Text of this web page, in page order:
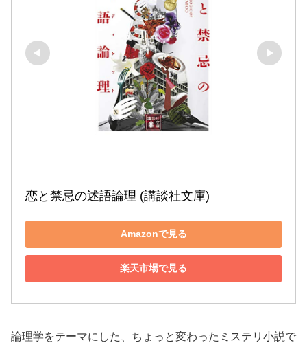
恋と禁忌の述語論理 (講談社文庫)
Amazonで見る
楽天市場で見る
論理学をテーマにした、ちょっと変わったミステリ小説で